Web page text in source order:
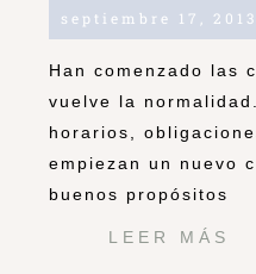
septiembre 17, 2013
Han comenzado las
vuelve la
horarios,
empiezan un nuevo
buenos propósitos
LEER MÁS